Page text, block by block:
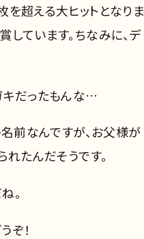
超える大ヒットとなりま
ています。ちなみに、デ
キだったもんな…
前なんですが、お父様が
れたんだそうです。
。
ぞ！